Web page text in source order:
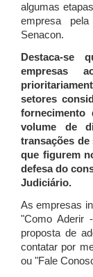
algumas
empresa
Senacon.
Destaca-se
empresas
setores
volume de
transações
que figurem
defesa do
Judiciário.
As empresas
"Como Aderir
proposta de
contatar por
ou "Fale